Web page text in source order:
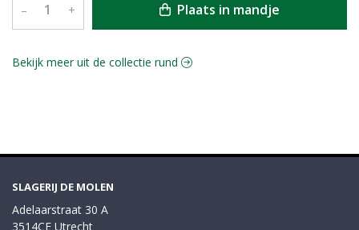
– + Plaats in mandje
Bekijk meer uit de collectie rund
SLAGERIJ DE MOLEN
Adelaarstraat 30 A
3514CE Utrecht